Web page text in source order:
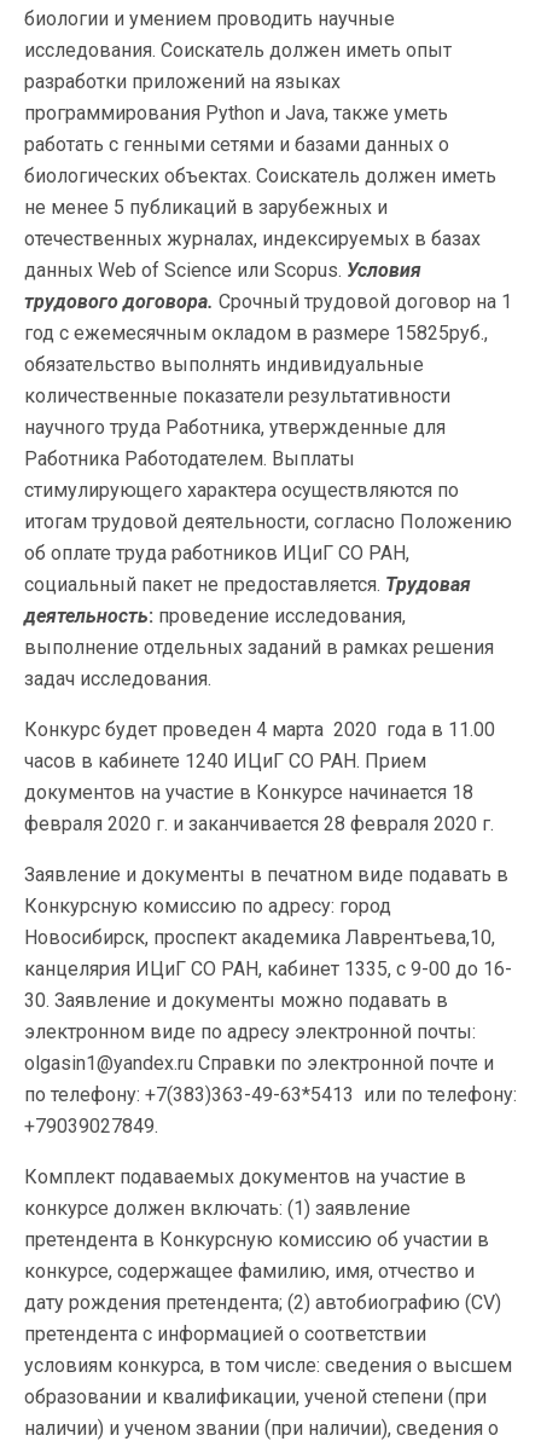
биологии и умением проводить научные
исследования. Соискатель должен иметь опыт
разработки приложений на языках
программирования Python и Java, также уметь
работать с генными сетями и базами данных о
биологических объектах. Соискатель должен иметь
не менее 5 публикаций в зарубежных и
отечественных журналах, индексируемых в базах
данных Web of Science или Scopus. Условия
трудового договора. Срочный трудовой договор на 1
год с ежемесячным окладом в размере 15825руб.,
обязательство выполнять индивидуальные
количественные показатели результативности
научного труда Работника, утвержденные для
Работника Работодателем. Выплаты
стимулирующего характера осуществляются по
итогам трудовой деятельности, согласно Положению
об оплате труда работников ИЦиГ СО РАН,
социальный пакет не предоставляется. Трудовая
деятельность: проведение исследования,
выполнение отдельных заданий в рамках решения
задач исследования.
Конкурс будет проведен 4 марта 2020 года в 11.00
часов в кабинете 1240 ИЦиГ СО РАН. Прием
документов на участие в Конкурсе начинается 18
февраля 2020 г. и заканчивается 28 февраля 2020 г.
Заявление и документы в печатном виде подавать в
Конкурсную комиссию по адресу: город
Новосибирск, проспект академика Лаврентьева,10,
канцелярия ИЦиГ СО РАН, кабинет 1335, с 9-00 до 16-
30. Заявление и документы можно подавать в
электронном виде по адресу электронной почты:
olgasin1@yandex.ru Справки по электронной почте и
по телефону: +7(383)363-49-63*5413 или по телефону:
+79039027849.
Комплект подаваемых документов на участие в
конкурсе должен включать: (1) заявление
претендента в Конкурсную комиссию об участии в
конкурсе, содержащее фамилию, имя, отчество и
дату рождения претендента; (2) автобиографию (CV)
претендента с информацией о соответствии
условиям конкурса, в том числе: сведения о высшем
образовании и квалификации, ученой степени (при
наличии) и ученом звании (при наличии), сведения о